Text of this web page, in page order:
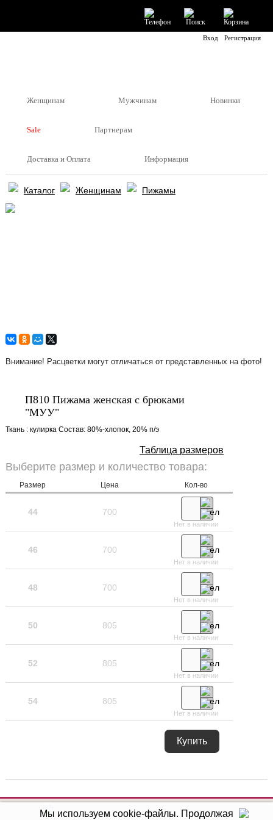
Вход Регистрация
Женщинам Мужчинам Новинки
Sale Партнерам
Доставка и Оплата Информация
Каталог Женщинам Пижамы
Внимание! Расцветки могут отличаться от представленных на фото!
П810 Пижама женская с брюками
"МУУ"
Ткань : кулирка Состав: 80%-хлопок, 20% п/э
Таблица размеров
Выберите размер и количество товара:
Размер Цена Кол-во
44 700
Нет в наличии
46 700
Нет в наличии
48 700
Нет в наличии
50 805
Нет в наличии
52 805
Нет в наличии
54 805
Нет в наличии
Купить
Мы используем cookie-файлы. Продолжая